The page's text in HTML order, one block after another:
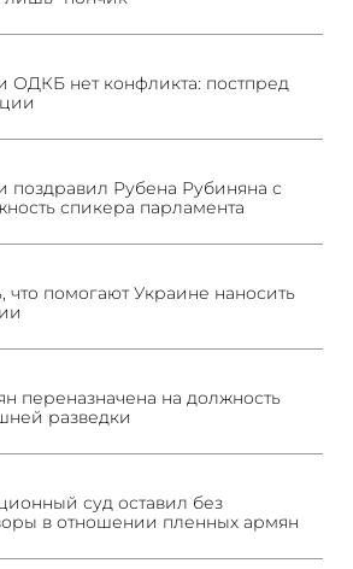
нет конфликта: постпред
Рубена Рубиняна с
спикера парламента
помогают Украине наносить
переназначена на должность
разведки
суд оставил без
в отношении пленных армян